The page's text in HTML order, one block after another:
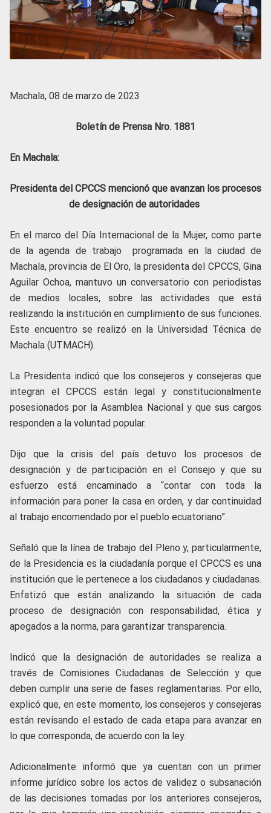
Machala, 08 de marzo de 2023
Boletín de Prensa Nro. 1881
En Machala:
Presidenta del CPCCS mencionó que avanzan los procesos
de designación de autoridades
En el marco del Día Internacional de la Mujer, como parte
de la agenda de trabajo programada en la ciudad de
Machala, provincia de El Oro, la presidenta del CPCCS, Gina
Aguilar Ochoa, mantuvo un conversatorio con periodistas
de medios locales, sobre las actividades que está
realizando la institución en cumplimiento de sus funciones.
Este encuentro se realizó en la Universidad Técnica de
Machala (UTMACH).
La Presidenta indicó que los consejeros y consejeras que
integran el CPCCS están legal y constitucionalmente
posesionados por la Asamblea Nacional y que sus cargos
responden a la voluntad popular.
Dijo que la crisis del país detuvo los procesos de
designación y de participación en el Consejo y que su
esfuerzo está encaminado a “contar con toda la
información para poner la casa en orden, y dar continuidad
al trabajo encomendado por el pueblo ecuatoriano”.
Señaló que la línea de trabajo del Pleno y, particularmente,
de la Presidencia es la ciudadanía porque el CPCCS es una
institución que le pertenece a los ciudadanos y ciudadanas.
Enfatizó que están analizando la situación de cada
proceso de designación con responsabilidad, ética y
apegados a la norma, para garantizar transparencia.
Indicó que la designación de autoridades se realiza a
través de Comisiones Ciudadanas de Selección y que
deben cumplir una serie de fases reglamentarias. Por ello,
explicó que, en este momento, los consejeros y consejeras
están revisando el estado de cada etapa para avanzar en
lo que corresponda, de acuerdo con la ley.
Adicionalmente informó que ya cuentan con un primer
informe jurídico sobre los actos de validez o subsanación
de las decisiones tomadas por los anteriores consejeros,